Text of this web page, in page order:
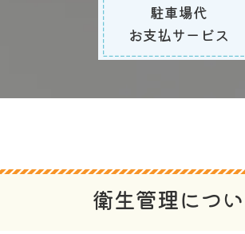
駐車場代
お支払サービス
衛生管理につ